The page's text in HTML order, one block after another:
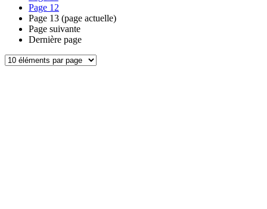
Page 12
Page 13 (page actuelle)
Page suivante
Dernière page